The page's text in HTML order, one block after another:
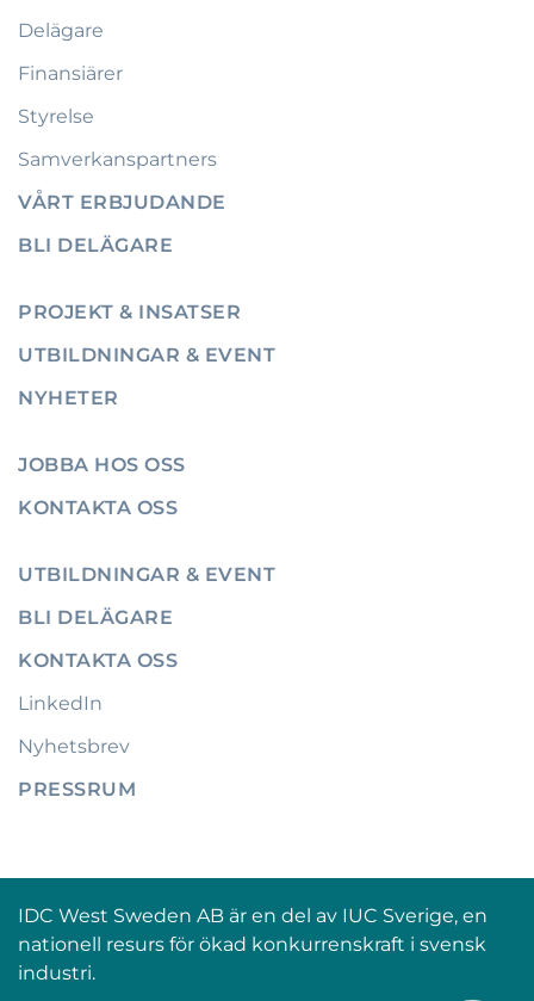
Delägare
Finansiärer
Styrelse
Samverkanspartners
VÅRT ERBJUDANDE
BLI DELÄGARE
PROJEKT & INSATSER
UTBILDNINGAR & EVENT
NYHETER
JOBBA HOS OSS
KONTAKTA OSS
UTBILDNINGAR & EVENT
BLI DELÄGARE
KONTAKTA OSS
LinkedIn
Nyhetsbrev
PRESSRUM
IDC West Sweden AB är en del av IUC Sverige, en
nationell resurs för ökad konkurrenskraft i svensk
industri.